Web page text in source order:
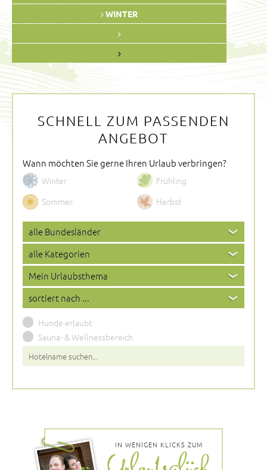
WINTER
SCHNELL ZUM PASSENDEN
ANGEBOT
Wann möchten Sie gerne Ihren Urlaub verbringen?
Winter
Frühling
Sommer
Herbst
Hunde erlaubt
Sauna- & Wellnessbereich
IN WENIGEN KLICKS ZUM